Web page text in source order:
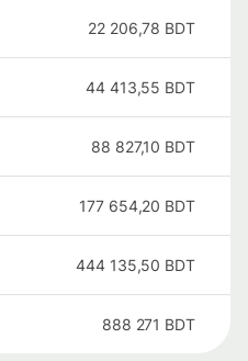
22 206,78 BDT
44 413,55 BDT
88 827,10 BDT
177 654,20 BDT
444 135,50 BDT
888 271 BDT